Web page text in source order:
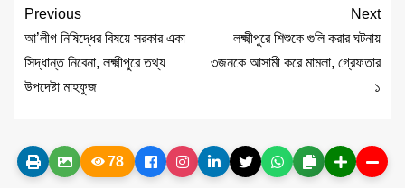
Previous
আ’লীগ নিষিদ্ধের বিষয়ে সরকার একা
সিদ্ধান্ত নিবেনা, লক্ষ্মীপুরে তথ্য
উপদেষ্টা মাহফুজ
Next
লক্ষ্মীপুরে শিশুকে গুলি করার ঘটনায়
৩জনকে আসামী করে মামলা, গ্রেফতার
১
78